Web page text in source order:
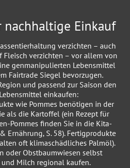
nachhaltige Einkauf
verzichten – auch
Fleisch verzichten – vor allem von
genmanipulierten Lebensmittel
Fairtrade Siegel bevorzugen.
und passend zur Saison den
einkaufen:
wie Pommes benötigen in der
als die Kartoffel (ein Rezept für
Pommes finden Sie in die Kita-
Ernährung, S. 58). Fertigprodukte
oft klimaschädliches Palmöl).
oder Obstbaumwiesen selbst
und Milch regional kaufen.